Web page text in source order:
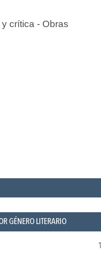
crítica - Obras
GÉNERO LITERARIO